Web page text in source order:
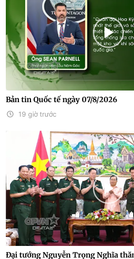
Bản tin Quốc tế ngày 07/8/2026
19 giờ trước
Đại tướng Nguyễn Trọng Nghĩa